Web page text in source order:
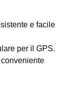
e facile
per il GPS.